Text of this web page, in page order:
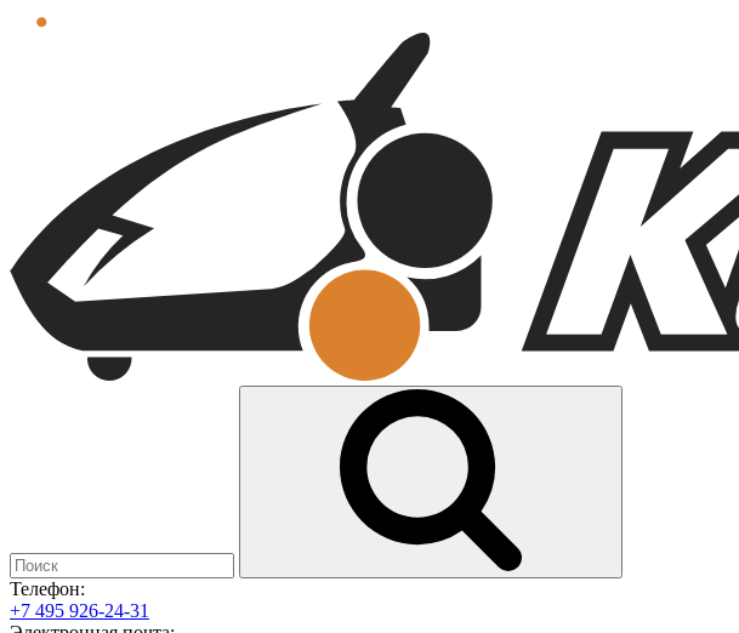
Телефон:
+7 495 926-24-31